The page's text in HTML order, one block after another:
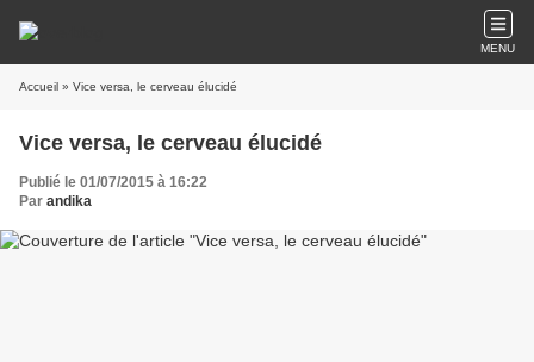
MENU
Accueil » Vice versa, le cerveau élucidé
Vice versa, le cerveau élucidé
Publié le 01/07/2015 à 16:22
Par andika